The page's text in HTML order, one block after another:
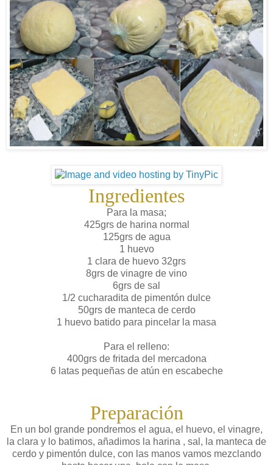
Ingredientes
Para la masa;
425grs de harina normal
125grs de agua
1 huevo
1 clara de huevo 32grs
8grs de vinagre de vino
6grs de sal
1/2 cucharadita de pimentón dulce
50grs de manteca de cerdo
1 huevo batido para pincelar la masa
Para el relleno:
400grs de fritada del mercadona
6 latas pequeñas de atún en escabeche
Preparación
En un bol grande pondremos el agua, el huevo, el vinagre,
la clara y lo batimos, añadimos la harina , sal, la manteca de
cerdo y pimentón dulce, con las manos vamos mezclando